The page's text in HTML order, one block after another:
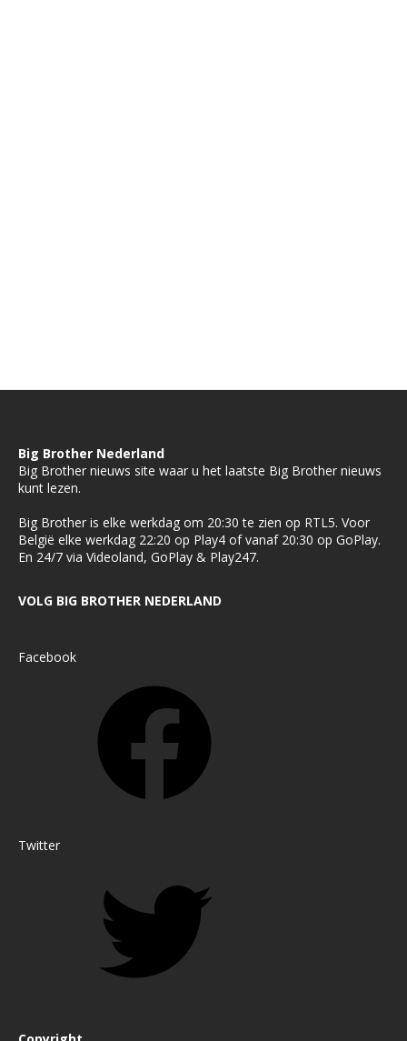
Big Brother Nederland
Big Brother nieuws site waar u het laatste Big Brother nieuws
kunt lezen.
Big Brother is elke werkdag om 20:30 te zien op RTL5. Voor
België elke werkdag 22:20 op Play4 of vanaf 20:30 op GoPlay.
En 24/7 via Videoland, GoPlay & Play247.
VOLG BIG BROTHER NEDERLAND
Facebook
Twitter